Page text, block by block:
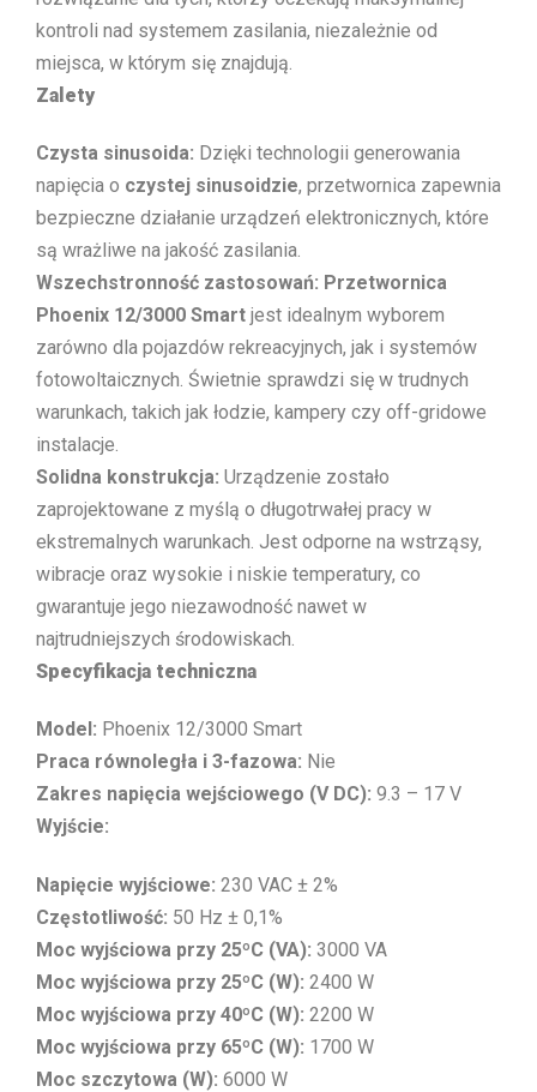
kontroli nad systemem zasilania, niezależnie od
miejsca, w którym się znajdują.
Zalety
Czysta sinusoida: Dzięki technologii generowania
napięcia o czystej sinusoidzie, przetwornica zapewnia
bezpieczne działanie urządzeń elektronicznych, które
są wrażliwe na jakość zasilania.
Wszechstronność zastosowań: Przetwornica
Phoenix 12/3000 Smart jest idealnym wyborem
zarówno dla pojazdów rekreacyjnych, jak i systemów
fotowoltaicznych. Świetnie sprawdzi się w trudnych
warunkach, takich jak łodzie, kampery czy off-gridowe
instalacje.
Solidna konstrukcja: Urządzenie zostało
zaprojektowane z myślą o długotrwałej pracy w
ekstremalnych warunkach. Jest odporne na wstrząsy,
wibracje oraz wysokie i niskie temperatury, co
gwarantuje jego niezawodność nawet w
najtrudniejszych środowiskach.
Specyfikacja techniczna
Model: Phoenix 12/3000 Smart
Praca równoległa i 3-fazowa: Nie
Zakres napięcia wejściowego (V DC): 9.3 – 17 V
Wyjście:
Napięcie wyjściowe: 230 VAC ± 2%
Częstotliwość: 50 Hz ± 0,1%
Moc wyjściowa przy 25ºC (VA): 3000 VA
Moc wyjściowa przy 25ºC (W): 2400 W
Moc wyjściowa przy 40ºC (W): 2200 W
Moc wyjściowa przy 65ºC (W): 1700 W
Moc szczytowa (W): 6000 W